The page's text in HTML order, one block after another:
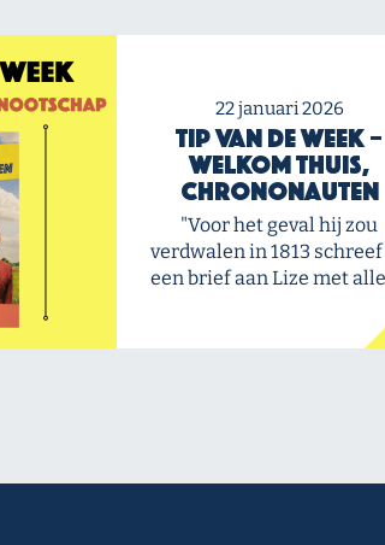
22 januari 2026
Tip van de Week –
Welkom thuis,
chrononauten
"Voor het geval hij zou
verdwalen in 1813
een brief aan Lize met